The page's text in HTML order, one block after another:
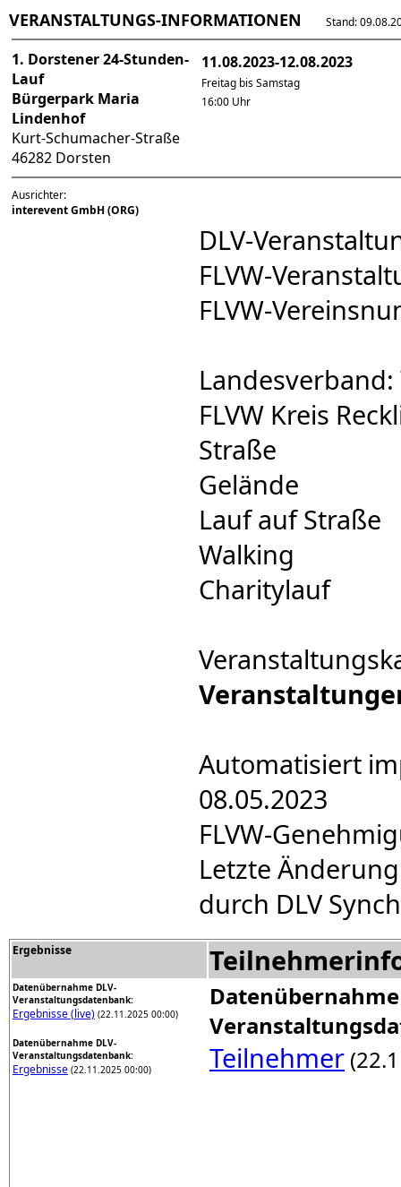
VERANSTALTUNGS-INFORMATIONEN Stand:
1. Dorstener 24-Stunden-
Lauf
Bürgerpark Maria
Lindenhof
Kurt-Schumacher-Straße
46282 Dorsten
11.08.2023-12.08.2023
Freitag bis Samstag
16:00 Uhr
Ausrichter:
interevent GmbH (ORG)
DLV-
FLVW-
FLVW-
FLVW Kreis
Straße
Gelände
Lauf auf Straße
Walking
Charitylauf
Automatisiert
08.05.2023
FLVW-
Letzte
durch DLV
Ergebnisse
Datenübernahme DLV-
Veranstaltungsdatenbank:
Ergebnisse (live) (22.11.2025 00:00)
Datenübernahme DLV-
Veranstaltungsdatenbank:
Ergebnisse (22.11.2025 00:00)
Datenübernahme
Teilnehmer